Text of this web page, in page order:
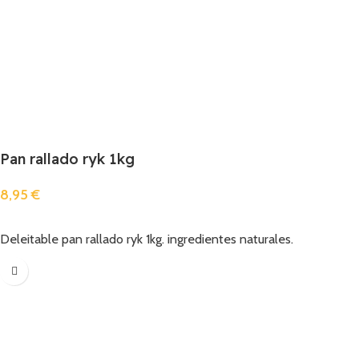
Pan rallado ryk 1kg
8,95€
Deleitable pan rallado ryk 1kg. ingredientes naturales.